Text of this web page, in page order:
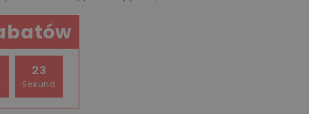
22
Sekund